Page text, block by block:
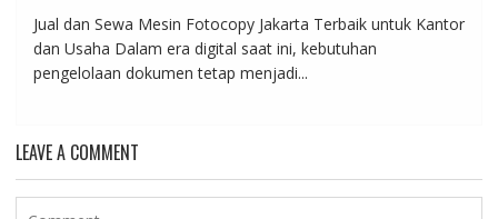
Jual dan Sewa Mesin Fotocopy Jakarta Terbaik untuk Kantor
dan Usaha Dalam era digital saat ini, kebutuhan
pengelolaan dokumen tetap menjadi...
LEAVE A COMMENT